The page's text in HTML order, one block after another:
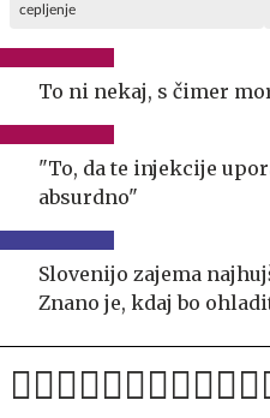
cepljenje
To ni nekaj, s čimer
"To, da te injekcije
absurdno"
Slovenijo zajema
Znano je, kdaj bo